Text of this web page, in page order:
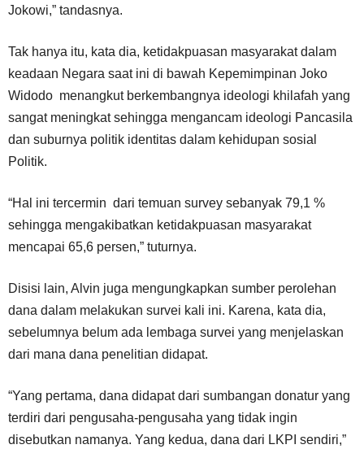
Jokowi,” tandasnya.
Tak hanya itu, kata dia, ketidakpuasan masyarakat dalam
keadaan Negara saat ini di bawah Kepemimpinan Joko
Widodo menangkut berkembangnya ideologi khilafah yang
sangat meningkat sehingga mengancam ideologi Pancasila
dan suburnya politik identitas dalam kehidupan sosial
Politik.
“Hal ini tercermin dari temuan survey sebanyak 79,1 %
sehingga mengakibatkan ketidakpuasan masyarakat
mencapai 65,6 persen,” tuturnya.
Disisi lain, Alvin juga mengungkapkan sumber perolehan
dana dalam melakukan survei kali ini. Karena, kata dia,
sebelumnya belum ada lembaga survei yang menjelaskan
dari mana dana penelitian didapat.
“Yang pertama, dana didapat dari sumbangan donatur yang
terdiri dari pengusaha-pengusaha yang tidak ingin
disebutkan namanya. Yang kedua, dana dari LKPI sendiri,”